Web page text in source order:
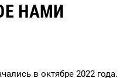
НАМИ
в октябре 2022 года.